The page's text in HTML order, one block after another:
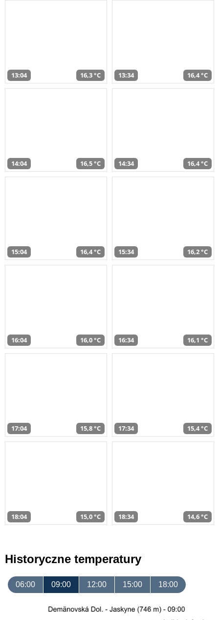
13:04 16,3 °C 13:34 16,4 °C
14:04 16,5 °C 14:34 16,4 °C
15:04 16,4 °C 15:34 16,2 °C
16:04 16,0 °C 16:34 16,1 °C
17:04 15,8 °C 17:34 15,4 °C
18:04 15,0 °C 18:34 14,6 °C
Historyczne temperatury
06:00 09:00 12:00 15:00 18:00